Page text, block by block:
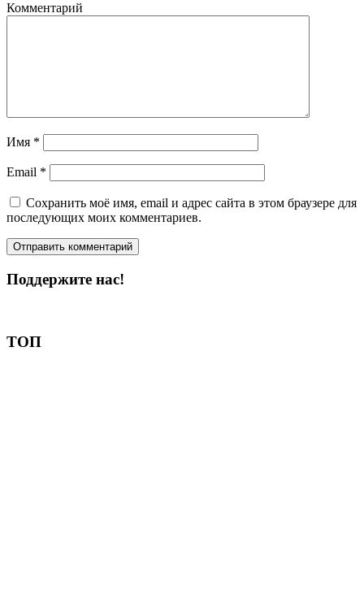
Комментарий
Имя *
Email *
Сохранить моё имя, email и адрес сайта в этом браузере для
последующих моих комментариев.
Поддержите нас!
ТОП